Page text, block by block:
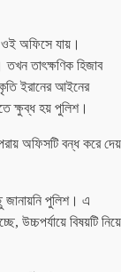
ওই অফিসে যায়।
তখন তাৎক্ষণিক হিজাব
ইরানের আইনের
ক্ষুব্ধ হয় পুলিশ।
অফিসটি বন্ধ করে দেয়
জানায়নি পুলিশ। এ
উচ্চপর্যায়ে বিষয়টি নিয়ে